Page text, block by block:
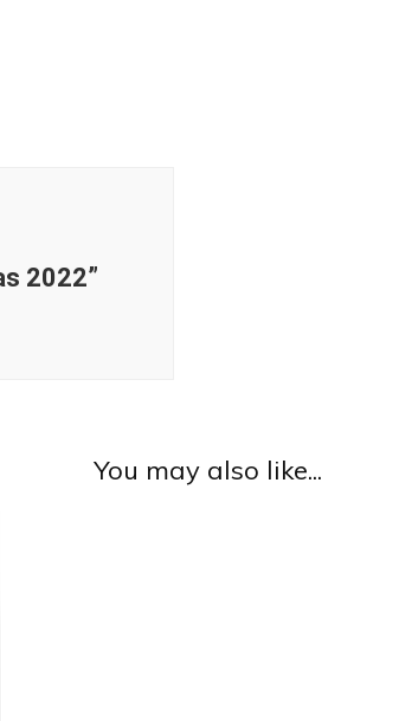
2022”
You may also like...